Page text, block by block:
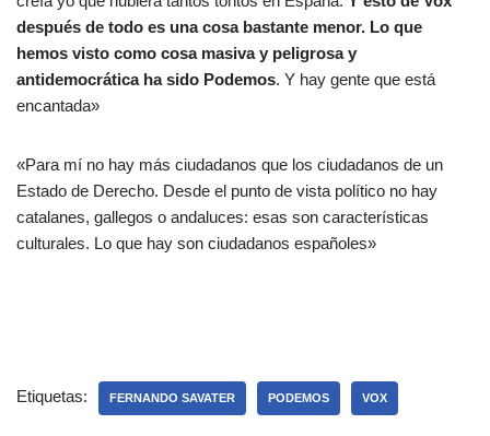
después de todo es una cosa bastante menor. Lo que
hemos visto como cosa masiva y peligrosa y
antidemocrática ha sido Podemos. Y hay gente que está
encantada»
«Para mí no hay más ciudadanos que los ciudadanos de un
Estado de Derecho. Desde el punto de vista político no hay
catalanes, gallegos o andaluces: esas son características
culturales. Lo que hay son ciudadanos españoles»
Etiquetas: FERNANDO SAVATER PODEMOS VOX